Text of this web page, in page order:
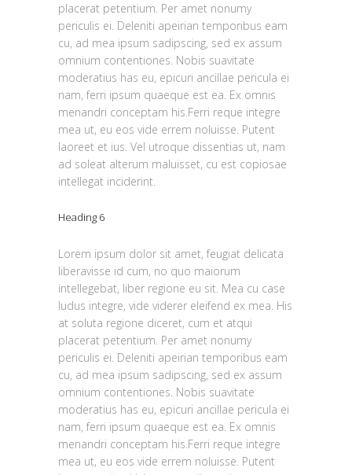
placerat petentium. Per amet nonumy
periculis ei. Deleniti apeirian temporibus eam
cu, ad mea ipsum sadipscing, sed ex assum
omnium contentiones. Nobis suavitate
moderatius has eu, epicuri ancillae pericula ei
nam, ferri ipsum quaeque est ea. Ex omnis
menandri conceptam his.Ferri reque integre
mea ut, eu eos vide errem noluisse. Putent
laoreet et ius. Vel utroque dissentias ut, nam
ad soleat alterum maluisset, cu est copiosae
intellegat inciderint.
Heading 6
Lorem ipsum dolor sit amet, feugiat delicata
liberavisse id cum, no quo maiorum
intellegebat, liber regione eu sit. Mea cu case
ludus integre, vide viderer eleifend ex mea. His
at soluta regione diceret, cum et atqui
placerat petentium. Per amet nonumy
periculis ei. Deleniti apeirian temporibus eam
cu, ad mea ipsum sadipscing, sed ex assum
omnium contentiones. Nobis suavitate
moderatius has eu, epicuri ancillae pericula ei
nam, ferri ipsum quaeque est ea. Ex omnis
menandri conceptam his.Ferri reque integre
mea ut, eu eos vide errem noluisse. Putent